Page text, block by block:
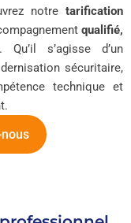
notre tarification
qualifié,
Qu’il s’agisse d’un
sécuritaire,
technique et